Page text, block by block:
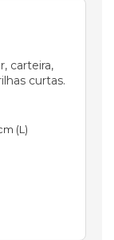
carteira,
curtas.
(L)